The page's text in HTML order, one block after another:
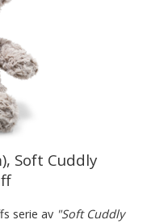
Soft Cuddly
serie av "Soft Cuddly